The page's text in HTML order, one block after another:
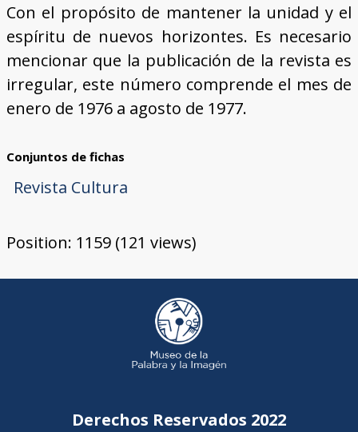
Con el propósito de mantener la unidad y el
espíritu de nuevos horizontes. Es necesario
mencionar que la publicación de la revista es
irregular, este número comprende el mes de
enero de 1976 a agosto de 1977.
Conjuntos de fichas
Revista Cultura
Position: 1159(121 views)
Derechos Reservados 2022